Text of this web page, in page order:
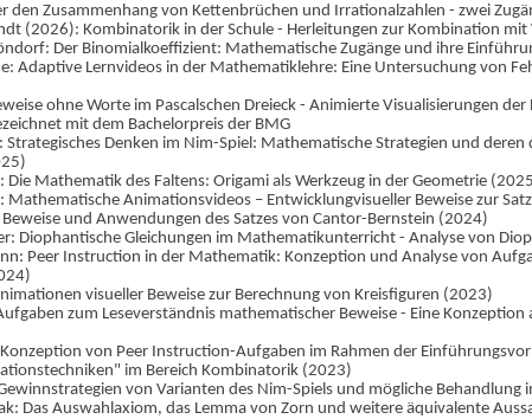
den Zusammenhang von Kettenbrüchen und Irrationalzahlen - zwei
(2026): Kombinatorik in der Schule - Herleitungen zur Kombination
Der Binomialkoeffizient: Mathematische Zugänge und ihre
Adaptive Lernvideos in der Mathematiklehre: Eine Untersuchung von
ohne Worte im Pascalschen Dreieck - Animierte Visualisierungen
mit dem Bachelorpreis der BMG
Strategisches Denken im Nim-Spiel: Mathematische Strategien und
Die Mathematik des Faltens: Origami als Werkzeug in der Geometrie
Mathematische Animationsvideos – Entwicklungvisueller Beweise zur
und Anwendungen des Satzes von Cantor-Bernstein (2024)
Diophantische Gleichungen im Mathematikunterricht - Analyse von
Peer Instruction in der Mathematik: Konzeption und Analyse von
visueller Beweise zur Berechnung von Kreisfiguren (2023)
zum Leseverständnis mathematischer Beweise - Eine Konzeption
von Peer Instruction-Aufgaben im Rahmen der
im Bereich Kombinatorik (2023)
von Varianten des Nim-Spiels und mögliche Behandlung
Das Auswahlaxiom, das Lemma von Zorn und weitere äquivalente